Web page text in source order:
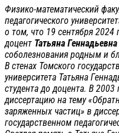
Физико-математический
педагогического
о том, что 19 сентября 2024
доцент Татьяна
соболезнования родным и
В стенах Томского
университета Татьяна
студента до доцента. В 2003
диссертацию на тему
заряженных частиц» в
государственном